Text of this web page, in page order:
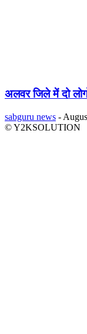
अलवर जिले में दो
sabguru news -
© Y2KSOLUTION